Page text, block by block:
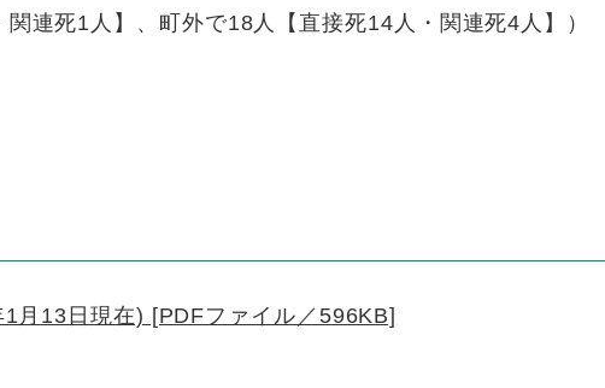
関連死1人】、町外で18人【直接死14人・関連死4人】）
月13日現在) [PDFファイル／596KB]